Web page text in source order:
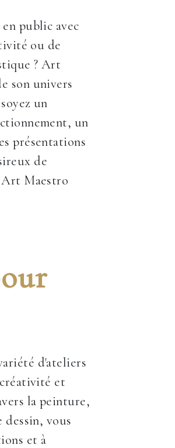
public avec
ou de
? Art
son univers
un
un
présentations
de
Art Maestro
d'ateliers
et
la peinture,
dessin, vous
et à